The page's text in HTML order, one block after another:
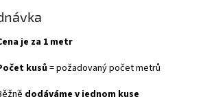
je za 1 metr
kusů= požadovaný počet metrů
dodáváme v jednom kuse